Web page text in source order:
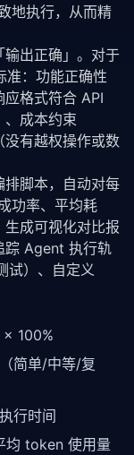
地执行，从而精
输出正确」。对于
准：功能正确性
应格式符合 API
、成本约束
没有越权操作或数
排脚本，自动对每
功率、平均耗
成可视化对比报
踪 Agent 执行轨
试）、自定义
100%
简单/中等/复
行时间
均 token 使用量